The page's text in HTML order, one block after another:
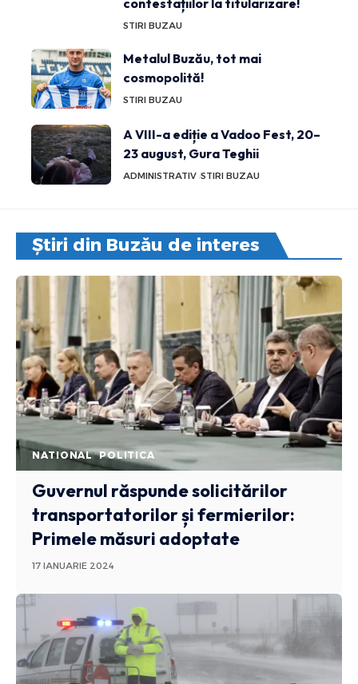
STIRI BUZAU
Metalul Buzău, tot mai
cosmopolită!
STIRI BUZAU
A VIII-a ediție a Vadoo Fest, 20–
23 august, Gura Teghii
ADMINISTRATIV STIRI BUZAU
Știri din Buzău de interes
NATIONAL POLITICA
Guvernul răspunde solicitărilor
transportatorilor și fermierilor:
Primele măsuri adoptate
17 IANUARIE 2024